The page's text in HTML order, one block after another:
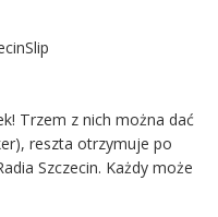
Trzem z nich można dać
reszta otrzymuje po
Szczecin. Każdy może